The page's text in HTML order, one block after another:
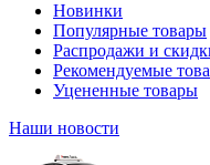
Новинки
Популярные товары
Распродажи и
Рекомендуемые
Уцененные товары
Наши новости